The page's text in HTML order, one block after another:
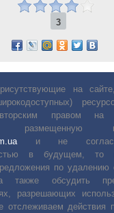
3
на
правом
и не
в будущем, то
по удалению
также обсудить
разрешающих
отслеживаем действия